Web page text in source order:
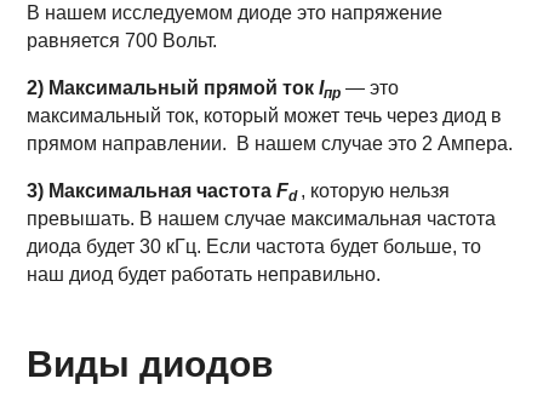
В нашем исследуемом диоде это напряжение
равняется 700 Вольт.
2) Максимальный прямой токIпр — это
максимальный ток, который может течь через диод в
прямом направлении. В нашем случае это 2 Ампера.
3) Максимальная частотаFd , которую нельзя
превышать. В нашем случае максимальная частота
диода будет 30 кГц. Если частота будет больше, то
наш диод будет работать неправильно.
Виды диодов